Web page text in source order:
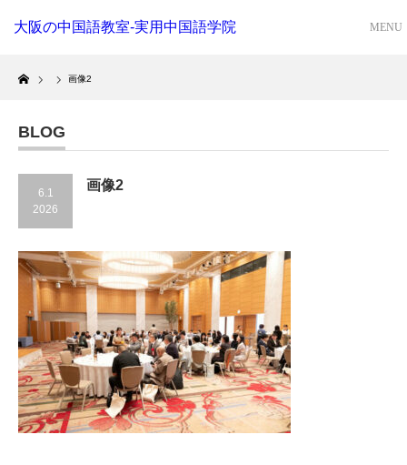
大阪の中国語教室-実用中国語学院
Home
画像2
BLOG
6.1
2026
画像2